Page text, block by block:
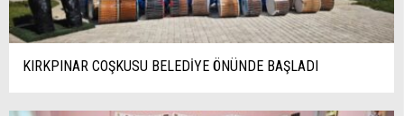
KIRKPINAR COŞKUSU BELEDİYE ÖNÜNDE BAŞLADI